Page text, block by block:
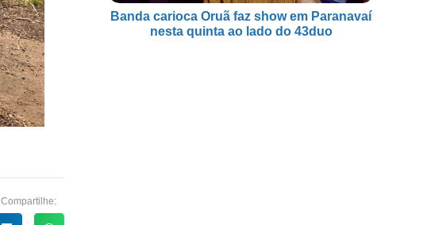
Compartilhe:
Banda carioca Oruã faz show em Paranavaí
nesta quinta ao lado do 43duo